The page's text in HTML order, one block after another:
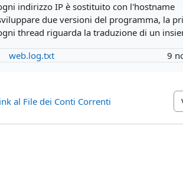
indirizzo IP è sostituito con l'hostname
due versioni del programma, la
thread riguarda la traduzione di un
web.log.txt
9
al File dei Conti Correnti